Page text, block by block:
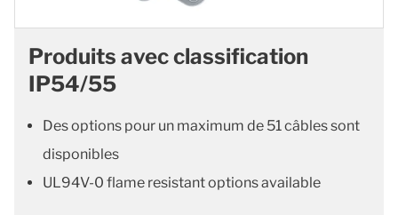
Produits avec classification
IP54/55
Des options pour un maximum de 51 câbles sont
disponibles
UL94V-0 flame resistant options available